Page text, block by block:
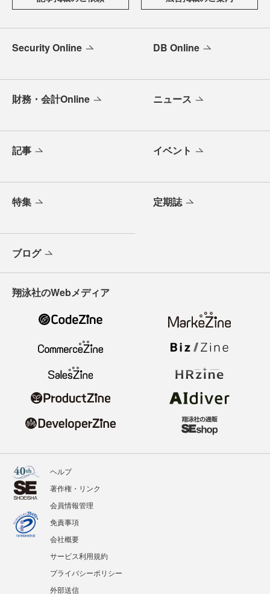
Security Online DB Online
財務・会計Online ニュース
記事 イベント
特集 定期誌
ブログ
翔泳社のWebメディア
ヘルプ
著作権・リンク
会員情報管理
免責事項
会社概要
サービス利用規約
プライバシーポリシー
外部送信